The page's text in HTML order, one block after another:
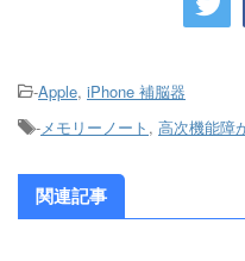
-Apple, iPhone 補脳器
-メモリーノート , 高次機能障
関連記事